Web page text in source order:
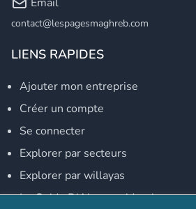
contact@lespagesmaghreb.com
LIENS RAPIDES
Ajouter mon entreprise
Créer un compte
Se connecter
Explorer par secteurs
Explorer par willayas
Le Guide D'Alger, guide-alger.com